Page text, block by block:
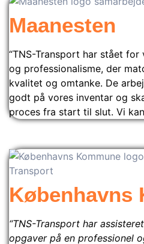
Maanesten
“TNS-Transport har stået
og professionalisme, der
kvalitet og omtanke. De
godt på vores inventar og
proces fra start til slut. Vi
Københavns
“TNS-Transport har
opgaver på en professionel